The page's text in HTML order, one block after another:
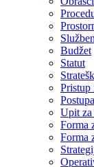
Budžet
Statut
Pristup
Upit
Forma
Forma